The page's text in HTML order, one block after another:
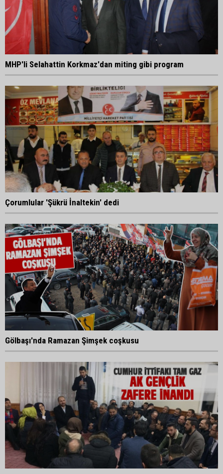
MHP'li Selahattin Korkmaz'dan miting gibi program
Çorumlular 'Şükrü İnaltekin' dedi
Gölbaşı'nda Ramazan Şimşek coşkusu